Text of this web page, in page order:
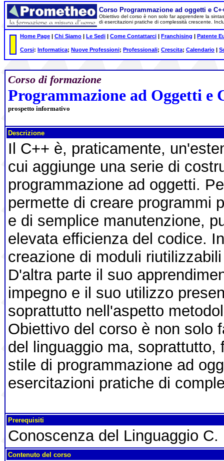
Corso Programmazione ad oggetti e
Obiettivo del corso è non solo far apprendere la
di esercitazioni pratiche di complessità crescente.
Home Page | Chi Siamo | Le Sedi | Come Contattarci | Franchising | Patente
Corsi: Informatica; Nuove Professioni; Professionali; Crescita; Calendario |
Corso di formazione
Programmazione ad Oggetti e
prospetto informativo
Descrizione
Il C++ è, praticamente,
cui aggiunge una serie di
programmazione ad oggetti.
permette di creare programmi
e di semplice manutenzione,
elevata efficienza del codice.
creazione di moduli
D'altra parte il suo
impegno e il suo utilizzo
soprattutto nell'aspetto
Obiettivo del corso è non solo
del linguaggio ma, soprattutto,
stile di programmazione ad
esercitazioni pratiche di
Prerequisiti
Conoscenza del Linguaggio C.
Contenuto del corso